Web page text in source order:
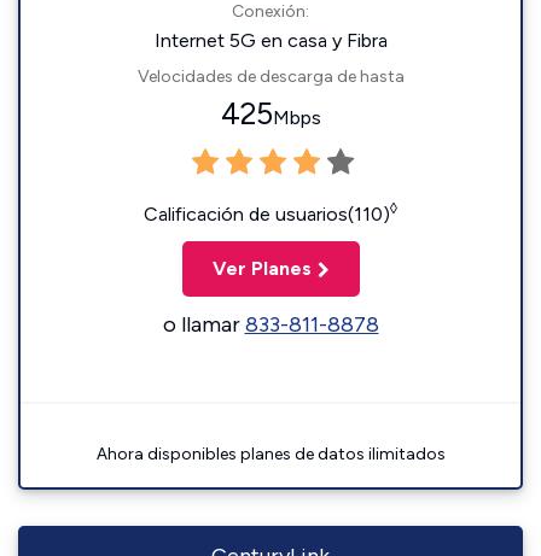
Conexión:
Internet 5G en casa y Fibra
Velocidades de descarga de hasta
425Mbps
Calificación de usuarios(110)◊
Ver Planes
o llamar833-811-8878
Ahora disponibles planes de datos ilimitados